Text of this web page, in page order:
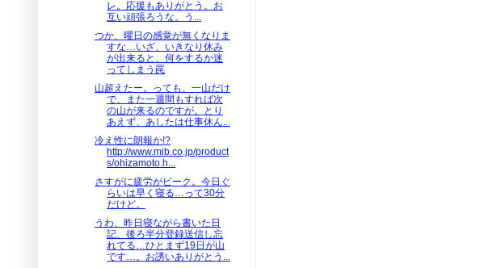
レ。応援もありがとう。お
互い頑張ろうな。う...
つか、曜日の感覚が無くなりま
すな…いざ、いきなり休み
が出来ると、何をするか迷
ってしまう罠
山超えたー。っても、一山だけ
で、また一週間もすれば次
の山が来るのですが。とり
あえず、あしたは仕事休ん...
冷え性に朗報か!?
http://www.mib.co.jp/product
s/ohizamoto.h...
さすがに疲労がピーク。今日ぐ
らいは早く寝る…って30分
だけど。
うわ、昨日寝ながら書いた日
記、後ろ半分登録送信し忘
れてる…ひとまず19日が山
です…。お誘いありがとう...